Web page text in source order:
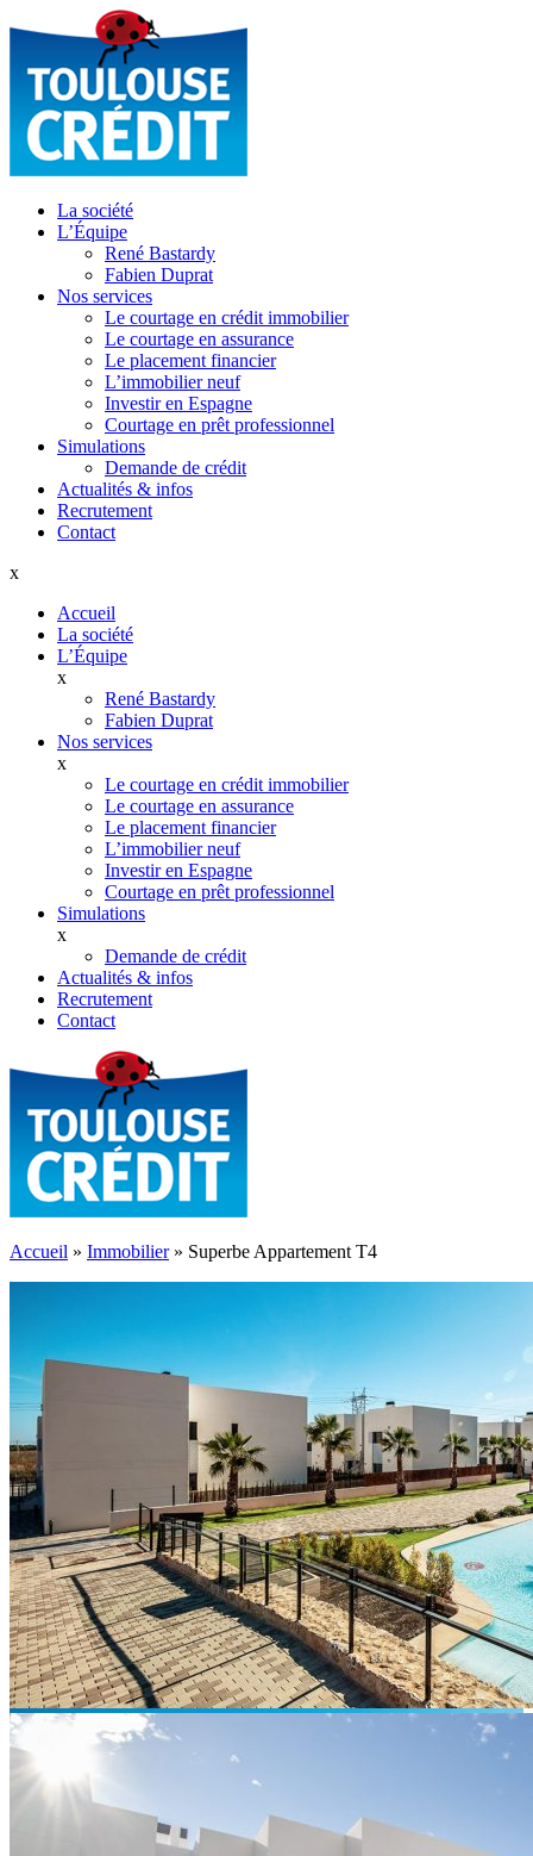
La société
L’Équipe
René Bastardy
Fabien Duprat
Nos services
Le courtage en crédit immobilier
Le courtage en assurance
Le placement financier
L’immobilier neuf
Investir en Espagne
Courtage en prêt professionnel
Simulations
Demande de crédit
Actualités & infos
Recrutement
Contact
x
Accueil
La société
L’Équipe
x
René Bastardy
Fabien Duprat
Nos services
x
Le courtage en crédit immobilier
Le courtage en assurance
Le placement financier
L’immobilier neuf
Investir en Espagne
Courtage en prêt professionnel
Simulations
x
Demande de crédit
Actualités & infos
Recrutement
Contact
Accueil » Immobilier» Superbe Appartement T4